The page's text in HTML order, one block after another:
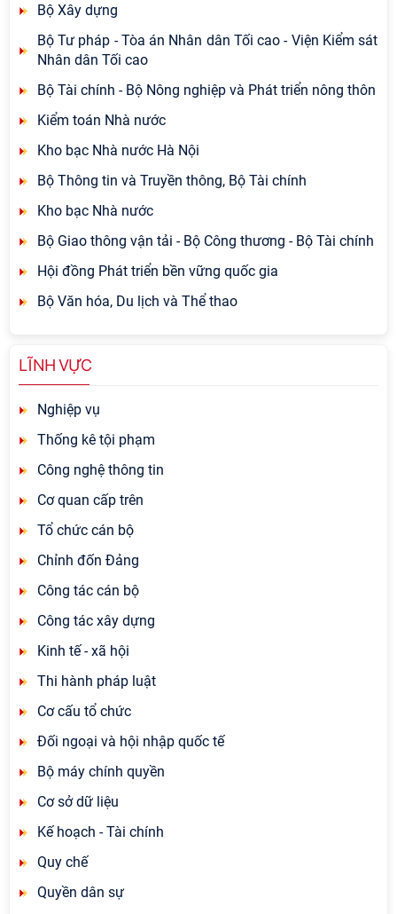
Bộ Xây dựng
Bộ Tư pháp - Tòa án Nhân dân Tối cao - Viện Kiểm sát
Nhân dân Tối cao
Bộ Tài chính - Bộ Nông nghiệp và Phát triển nông thôn
Kiểm toán Nhà nước
Kho bạc Nhà nước Hà Nội
Bộ Thông tin và Truyền thông, Bộ Tài chính
Kho bạc Nhà nước
Bộ Giao thông vận tải - Bộ Công thương - Bộ Tài chính
Hội đồng Phát triển bền vững quốc gia
Bộ Văn hóa, Du lịch và Thể thao
LĨNH VỰC
Nghiệp vụ
Thống kê tội phạm
Công nghệ thông tin
Cơ quan cấp trên
Tổ chức cán bộ
Chỉnh đốn Đảng
Công tác cán bộ
Công tác xây dựng
Kinh tế - xã hội
Thi hành pháp luật
Cơ cấu tổ chức
Đối ngoại và hội nhập quốc tế
Bộ máy chính quyền
Cơ sở dữ liệu
Kế hoạch - Tài chính
Quy chế
Quyền dân sự